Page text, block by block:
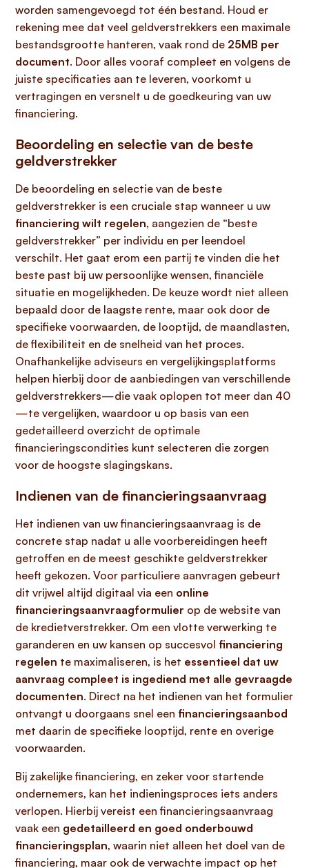
worden samengevoegd tot één bestand. Houd er
rekening mee dat veel geldverstrekkers een maximale
bestandsgrootte hanteren, vaak rond de 25MB per
document. Door alles vooraf compleet en volgens de
juiste specificaties aan te leveren, voorkomt u
vertragingen en versnelt u de goedkeuring van uw
financiering.
Beoordeling en selectie van de beste
geldverstrekker
De beoordeling en selectie van de beste
geldverstrekker is een cruciale stap wanneer u uw
financiering wilt regelen, aangezien de “beste
geldverstrekker” per individu en per leendoel
verschilt. Het gaat erom een partij te vinden die het
beste past bij uw persoonlijke wensen, financiële
situatie en mogelijkheden. De keuze wordt niet alleen
bepaald door de laagste rente, maar ook door de
specifieke voorwaarden, de looptijd, de maandlasten,
de flexibiliteit en de snelheid van het proces.
Onafhankelijke adviseurs en vergelijkingsplatforms
helpen hierbij door de aanbiedingen van verschillende
geldverstrekkers—die vaak oplopen tot meer dan 40
—te vergelijken, waardoor u op basis van een
gedetailleerd overzicht de optimale
financieringscondities kunt selecteren die zorgen
voor de hoogste slagingskans.
Indienen van de financieringsaanvraag
Het indienen van uw financieringsaanvraag is de
concrete stap nadat u alle voorbereidingen heeft
getroffen en de meest geschikte geldverstrekker
heeft gekozen. Voor particuliere aanvragen gebeurt
dit vrijwel altijd digitaal via een online
financieringsaanvraagformulier op de website van
de kredietverstrekker. Om een vlotte verwerking te
garanderen en uw kansen op succesvol financiering
regelen te maximaliseren, is het essentieel dat uw
aanvraag compleet is ingediend met alle gevraagde
documenten. Direct na het indienen van het formulier
ontvangt u doorgaans snel een financieringsaanbod
met daarin de specifieke looptijd, rente en overige
voorwaarden.
Bij zakelijke financiering, en zeker voor startende
ondernemers, kan het indieningsproces iets anders
verlopen. Hierbij vereist een financieringsaanvraag
vaak een gedetailleerd en goed onderbouwd
financieringsplan, waarin niet alleen het doel van de
financiering, maar ook de verwachte impact op het